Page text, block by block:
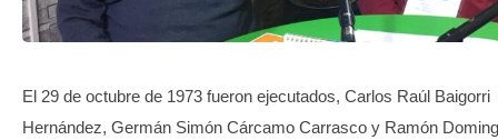
El 29 de octubre de 1973 fueron ejecutados, Carlos Raúl Baigorri
Hernández, Germán Simón Cárcamo Carrasco y Ramón